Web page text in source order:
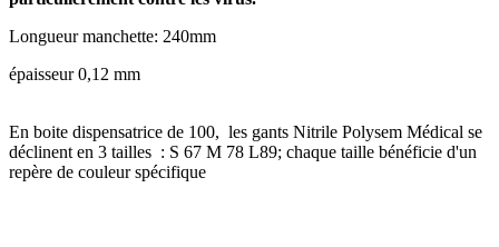
Longueur manchette: 240mm
épaisseur 0,12 mm
En boite dispensatrice de 100, les gants Nitrile Polysem Médical se
déclinent en 3 tailles : S 67 M 78 L89; chaque taille bénéficie d'un
repère de couleur spécifique